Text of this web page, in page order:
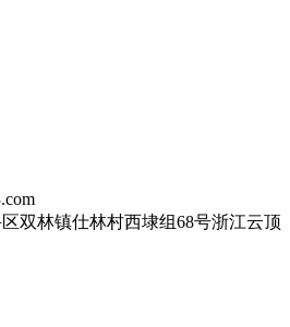
双林镇仕林村西埭组68号浙江云顶